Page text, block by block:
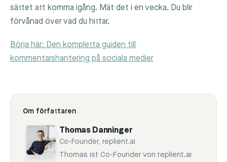
sättet att komma igång. Mät det i en vecka. Du blir
förvånad över vad du hittar.
Börja här: Den kompletta guiden till
kommentarshantering på sociala medier
Om författaren
Thomas Danninger
Co-Founder, replient.ai
Thomas ist Co-Founder von replient.ai